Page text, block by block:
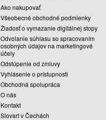
Ako nakupovať
Všeobecné obchodné podmienky
Žiadosť o vymazanie digitálnej stopy
Odvolanie súhlasu so spracovaním
osobných údajov na marketingové
účely
Odstúpenie od zmluvy
Vyhlásenie o prístupnosti
Obchodná spolupráca
O nás
Kontakt
Slovart v Čechách